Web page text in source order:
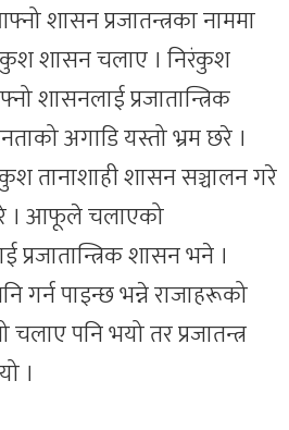
शासन प्रजातन्त्रका नाममा
शासन चलाए । निरंकुश
शासनलाई प्रजातान्त्रिक
अगाडि यस्तो भ्रम छरे ।
तानाशाही शासन सञ्चालन गरे
। आफूले चलाएको
प्रजातान्त्रिक शासन भने ।
गर्न पाइन्छ भन्ने राजाहरूको
पनि भयो तर प्रजातन्त्र
।